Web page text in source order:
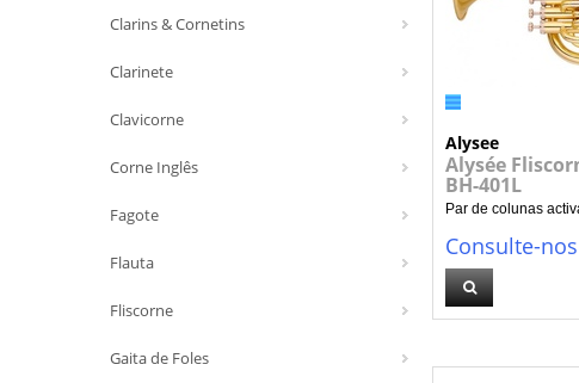
Clarins & Cornetins
Clarinete
Clavicorne
Corne Inglês
Fagote
Flauta
Fliscorne
Gaita de Foles
Alysee
Alysée
BH-401L
Par de colunas
Consulte-nos